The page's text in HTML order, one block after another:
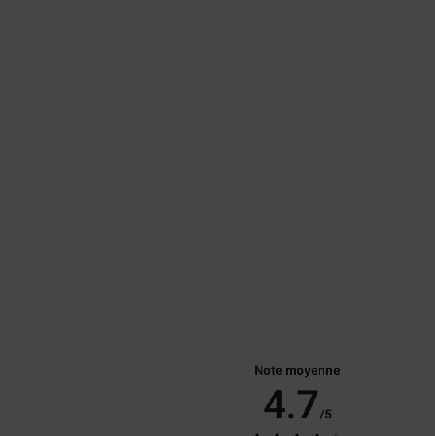
Note moyenne
4.7/5